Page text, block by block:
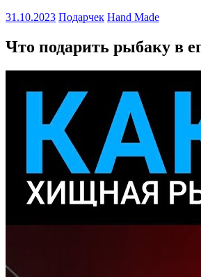
31.10.2023 Подарчек Hand Made
Что подарить рыбаку в